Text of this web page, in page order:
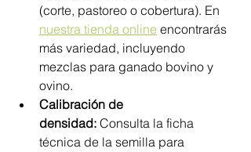
(corte, pastoreo o cobertura). En
nuestra tienda online encontrarás
más variedad, incluyendo
mezclas para ganado bovino y
ovino.
Calibración de
densidad: Consulta la ficha
técnica de la semilla para